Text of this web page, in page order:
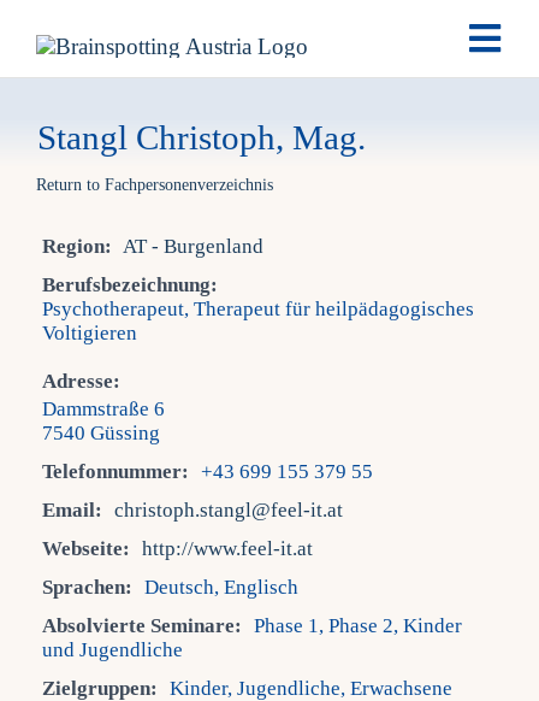
Stangl Christoph, Mag.
Return to Fachpersonenverzeichnis
Region:
AT - Burgenland
Berufsbezeichnung:
Psychotherapeut, Therapeut für heilpädagogisches
Voltigieren
Adresse:
Dammstraße 6
7540 Güssing
Telefonnummer:
+43 699 155 379 55
Email:
christoph.stangl@feel-it.at
Webseite:
http://www.feel-it.at
Sprachen:
Deutsch, Englisch
Absolvierte Seminare:
Phase 1, Phase 2, Kinder
und Jugendliche
Zielgruppen:
Kinder, Jugendliche, Erwachsene